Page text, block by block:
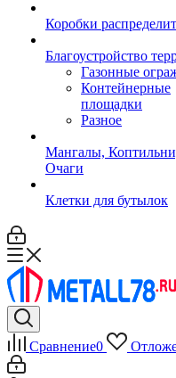
Коробки
Благоустройство
Газонные
Контейнерные
площадки
Разное
Мангалы,
Очаги
Клетки для бутылок
Сравнение0